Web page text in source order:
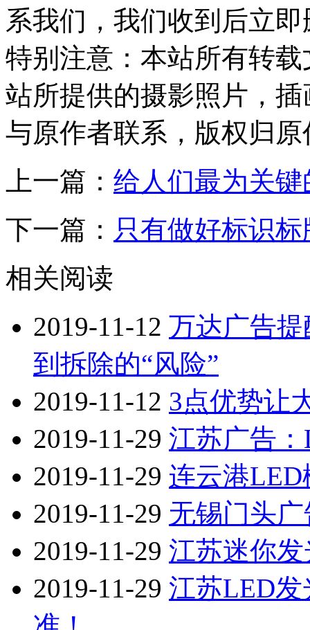
系我们，我们收到后立
特别注意： 本站所有转
站所提供的摄影照片，
与原作者联系，版权归
上一篇： 给人们最为关
下一篇： 只有做好标识
相关阅读
2019-11-12 万达广告
到拆除的“风险”
2019-11-12 3点优势让
2019-11-29 江苏广告
2019-11-29 连云港
2019-11-29 无锡门头
2019-11-29 江苏迷你
2019-11-29 江苏LED